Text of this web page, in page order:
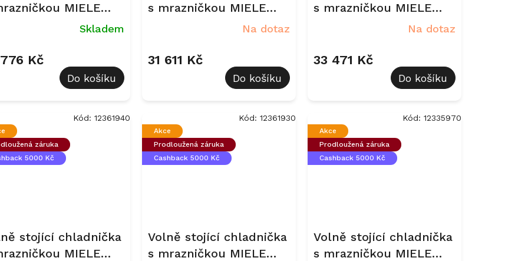
MIELE
4374 ED NerezSkladem
Kč
Do košíku
s mrazničkou MIELE
KFN 4375 BD NerezNa dotaz
31 611 Kč
Do košíku
s mrazničkou MIELE
KFN 4395 BD NerezNa dotaz
33 471 Kč
Do košíku
záruka
5000 Kč
stojící chladnička
MIELE
Kód: 12361940
Akce
Prodloužená záruka
Cashback 5000 Kč
Volně stojící chladnička
s mrazničkou MIELE
Kód: 12361930
Akce
Prodloužená záruka
Cashback 5000 Kč
Volně stojící chladnička
s mrazničkou MIELE
Kód: 12335970